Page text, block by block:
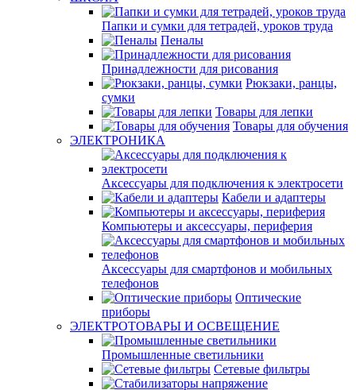
Папки и сумки для тетрадей, уроков труда
Пеналы
Принадлежности для рисования
Рюкзаки, ранцы,
сумки
Товары для лепки
Товары для обучения
ЭЛЕКТРОНИКА
Аксессуары для подключения к электросети
Кабели и адаптеры
Компьютеры и аксессуары, периферия
Аксессуары для смартфонов и мобильных
телефонов
Оптические
приборы
ЭЛЕКТРОТОВАРЫ И ОСВЕЩЕНИЕ
Промышленные светильники
Сетевые фильтры